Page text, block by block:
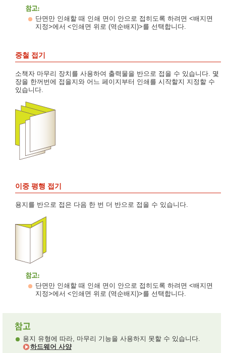
단면만 인쇄할 때 인쇄 면이 안으로 접히도록 하려면 <배지면
지정>에서 <인쇄면 위로 (역순배지)>를 선택합니다.
중철 접기
소책자 마무리 장치를 사용하여 출력물을 반으로 접을 수 있습니다. 몇
장을 한꺼번에 접을지와 어느 페이지부터 인쇄를 시작할지 지정할 수
있습니다.
이중 평행 접기
용지를 반으로 접은 다음 한 번 더 반으로 접을 수 있습니다.
단면만 인쇄할 때 인쇄 면이 안으로 접히도록 하려면 <배지면
지정>에서 <인쇄면 위로 (역순배지)>를 선택합니다.
용지 유형에 따라, 마무리 기능을 사용하지 못할 수 있습니다.
하드웨어 사양